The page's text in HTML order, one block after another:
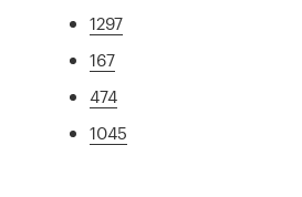
1297
167
474
1045